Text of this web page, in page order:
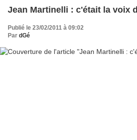
Jean Martinelli : c'était la voix
Publié le 23/02/2011 à 09:02
Par dGé